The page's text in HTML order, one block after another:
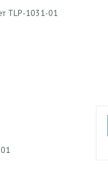
TLP-1031-01